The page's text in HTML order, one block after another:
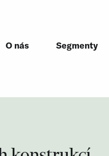
O nás Segmenty